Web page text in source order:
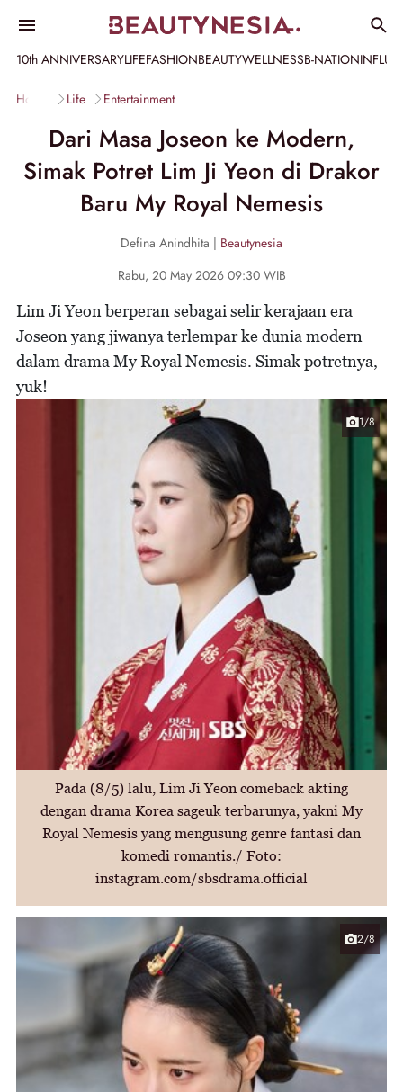
10th ANNIVERSARYLIFEFASHIONBEAUTYWELLNESSB-NATION
Home Life Entertainment
Dari Masa Joseon ke Modern,
Simak Potret Lim Ji Yeon di Drakor
Baru My Royal Nemesis
Defina Anindhita | Beautynesia
Rabu, 20 May 2026 09:30 WIB
Lim Ji Yeon berperan sebagai selir kerajaan era
Joseon yang jiwanya terlempar ke dunia modern
dalam drama My Royal Nemesis. Simak potretnya,
yuk!
1/8
Pada (8/5) lalu, Lim Ji Yeon comeback akting
dengan drama Korea sageuk terbarunya, yakni My
Royal Nemesis yang mengusung genre fantasi dan
komedi romantis./ Foto:
instagram.com/sbsdrama.official
2/8